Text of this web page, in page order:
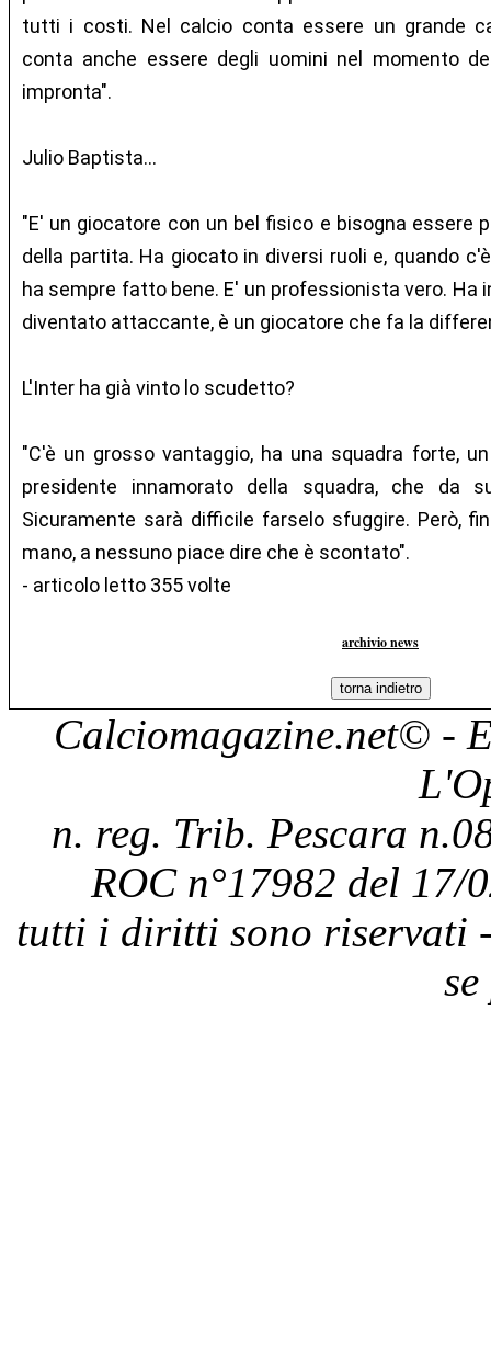
tutti i costi. Nel calcio conta essere un grande
conta anche essere degli uomini nel momento
impronta".
Julio Baptista...
"E' un giocatore con un bel fisico e bisogna essere
della partita. Ha giocato in diversi ruoli e, quando
ha sempre fatto bene. E' un professionista vero. Ha
diventato attaccante, è un giocatore che fa la
L'Inter ha già vinto lo scudetto?
"C'è un grosso vantaggio, ha una squadra forte,
presidente innamorato della squadra, che da
Sicuramente sarà difficile farselo sfuggire. Però,
mano, a nessuno piace dire che è scontato".
- articolo letto 355 volte
archivio news
Calciomagazine.net© -
n. reg. Trib. Pescara
ROC n°17982 del 17/
tutti i diritti sono riservati